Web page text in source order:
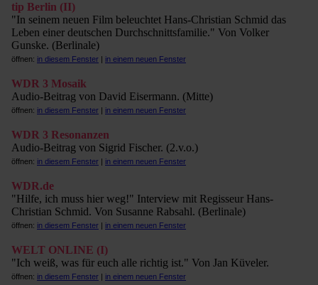
tip Berlin (II)
"In seinem neuen Film beleuchtet Hans-Christian Schmid das
Leben einer deutschen Durchschnittsfamilie." Von Volker
Gunske. (Berlinale)
öffnen: in diesem Fenster | in einem neuen Fenster
WDR 3 Mosaik
Audio-Beitrag von David Eisermann. (Mitte)
öffnen: in diesem Fenster | in einem neuen Fenster
WDR 3 Resonanzen
Audio-Beitrag von Sigrid Fischer. (2.v.o.)
öffnen: in diesem Fenster | in einem neuen Fenster
WDR.de
"Hilfe, ich muss hier weg!" Interview mit Regisseur Hans-
Christian Schmid. Von Susanne Rabsahl. (Berlinale)
öffnen: in diesem Fenster | in einem neuen Fenster
WELT ONLINE (I)
"Ich weiß, was für euch alle richtig ist." Von Jan Küveler.
öffnen: in diesem Fenster | in einem neuen Fenster